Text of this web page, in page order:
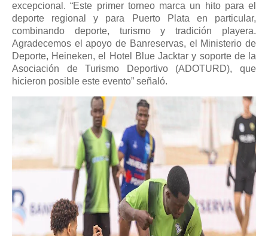
excepcional. “Este primer torneo marca un hito para el
deporte regional y para Puerto Plata en particular,
combinando deporte, turismo y tradición playera.
Agradecemos el apoyo de Banreservas, el Ministerio de
Deporte, Heineken, el Hotel Blue Jacktar y soporte de la
Asociación de Turismo Deportivo (ADOTURD), que
hicieron posible este evento” señaló.